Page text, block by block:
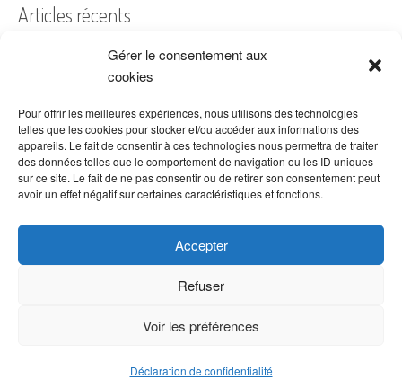
Gérer le consentement aux
cookies
Pour offrir les meilleures expériences, nous utilisons des technologies
telles que les cookies pour stocker et/ou accéder aux informations des
appareils. Le fait de consentir à ces technologies nous permettra de traiter
des données telles que le comportement de navigation ou les ID uniques
sur ce site. Le fait de ne pas consentir ou de retirer son consentement peut
avoir un effet négatif sur certaines caractéristiques et fonctions.
Accepter
Refuser
Voir les préférences
Déclaration de confidentialité
Articles récents
A quelles dates de l’année offre-t-on des fleurs ?
Les fleurs préférées des Français
Combien de fois arroser un cactus ?
Quelles fleurs offrir pour la fête des mères ?
Idées de décoration avec fleurs séchées